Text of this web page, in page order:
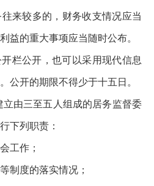
来较多的，财务收支情况应当
益的重大事项应当随时公布。
栏公开，也可以采用现代信息
公开的期限不得少于十五日。
由三至五人组成的居务监督委
下列职责：
工作；
制度的落实情况；